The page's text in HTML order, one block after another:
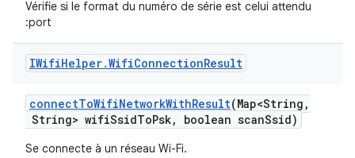
Vérifie si le format du numéro de série est celui attendu
:port
IWifiHelper.WifiConnectionResult
connectToWifiNetworkWithResult(Map<String ,
String> wifiSsidToPsk, boolean scanSsid)
Se connecte à un réseau Wi-Fi.